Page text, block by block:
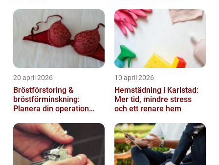
20 april 2026
Bröstförstoring &
bröstförminskning:
Planera din operation
10 april 2026
Hemstädning i Karlstad:
Mer tid, mindre stress
och ett renare hem